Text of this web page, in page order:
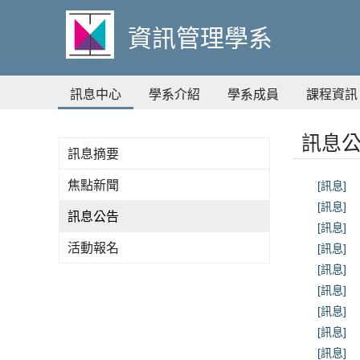
主
內
容
資訊管理學系
訊息中心 學系介紹 學系成員 課程資訊
訊息
[訊息]
[訊息]
[訊息]
[訊息]
[訊息]
[訊息]
[訊息]
[訊息]
[訊息]
訊息摘要
焦點新聞
訊息公告
活動報名